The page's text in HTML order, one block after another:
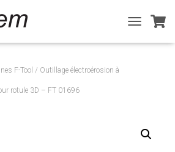
O
F-Tool / Outillage électroérosion à
rotule 3D – FT 01696